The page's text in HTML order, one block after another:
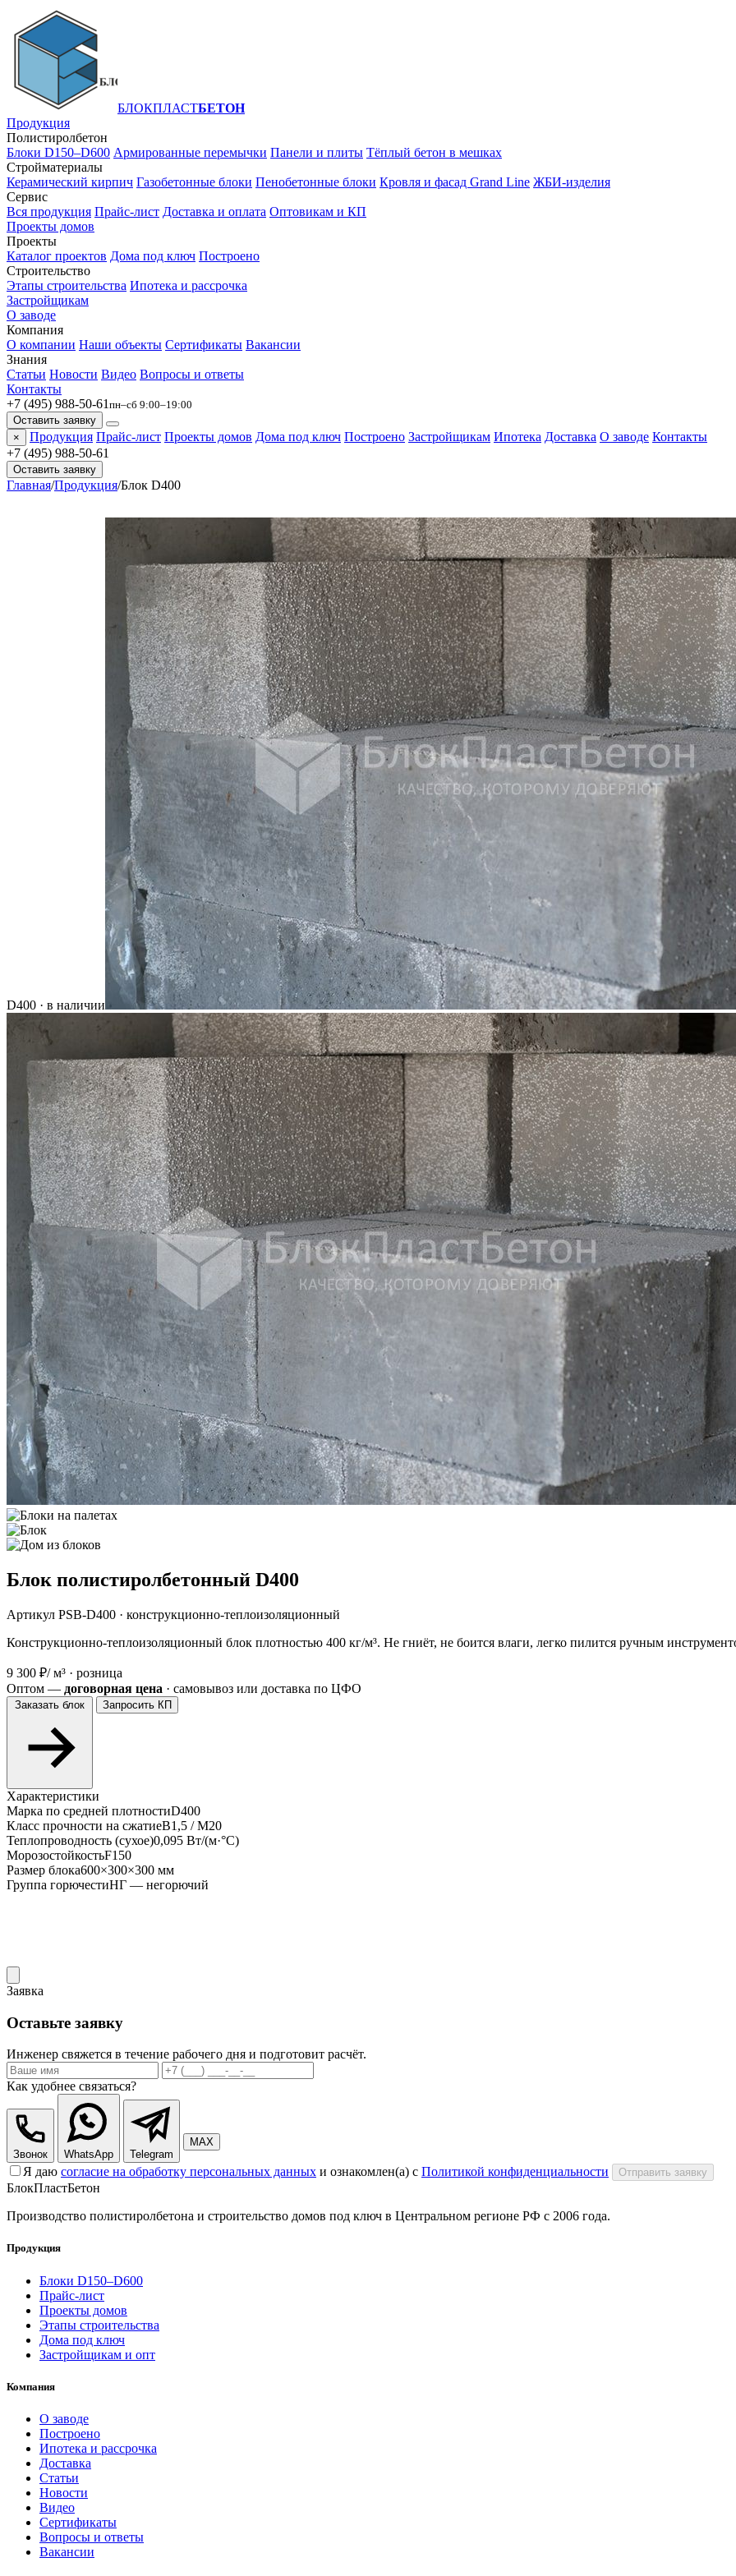
БЛОКПЛАСТБЕТОН
Продукция
Полистиролбетон
Блоки D150–D600 Армированные перемычки Панели и плиты Тёплый бетон в мешках
Стройматериалы
Керамический кирпич Газобетонные блоки Пенобетонные блоки Кровля и фасад Grand Line ЖБИ-изделия
Сервис
Вся продукция Прайс-лист Доставка и оплата Оптовикам и КП
Проекты домов
Проекты
Каталог проектов Дома под ключ Построено
Строительство
Этапы строительства Ипотека и рассрочка
Застройщикам
О заводе
Компания
О компании Наши объекты Сертификаты Вакансии
Знания
Статьи Новости Видео Вопросы и ответы
Контакты
+7 (495) 988-50-61 пн–сб 9:00–19:00
Оставить заявку
×
Продукция Прайс-лист Проекты домов Дома под ключ Построено Застройщикам Ипотека Доставка О заводе Контакты
+7 (495) 988-50-61
Оставить заявку
Главная/Продукция/Блок D400
D400 · в наличии
Блок полистиролбетонный D400
Артикул PSB-D400 · конструкционно-теплоизоляционный
Конструкционно-теплоизоляционный блок плотностью 400 кг/м³. Не гниёт, не боится влаги, легко пилится ручным
9 300 ₽/ м³ · розница
Оптом — договорная цена · самовывоз или доставка по ЦФО
Запросить КП
Характеристики
Марка по средней плотностиD400
Класс прочности на сжатиеВ1,5 / М20
Теплопроводность (сухое)0,095 Вт/(м·°С)
МорозостойкостьF150
Размер блока600×300×300 мм
Группа горючестиНГ — негорючий
Заявка
Оставьте заявку
Инженер свяжется в течение рабочего дня и подготовит расчёт.
Как удобнее связаться?
Звонок WhatsApp Telegram
MAX
Я даю согласие на обработку персональных данных и ознакомлен(а) с Политикой конфиденциальности Отправить заявку
БлокПластБетон
Производство полистиролбетона и строительство домов под ключ в Центральном регионе РФ с 2006 года.
Продукция
Блоки D150–D600
Прайс-лист
Проекты домов
Этапы строительства
Дома под ключ
Застройщикам и опт
Компания
О заводе
Построено
Ипотека и рассрочка
Доставка
Статьи
Новости
Видео
Сертификаты
Вопросы и ответы
Вакансии